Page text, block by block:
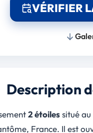
VÉRIFIER
Description
2 étoilessitué
France. Il est